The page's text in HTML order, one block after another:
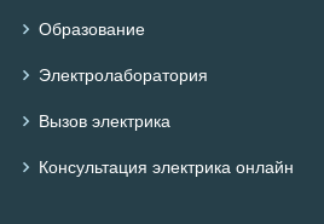
Образование
Электролаборатория
Вызов электрика
Консультация электрика онлайн